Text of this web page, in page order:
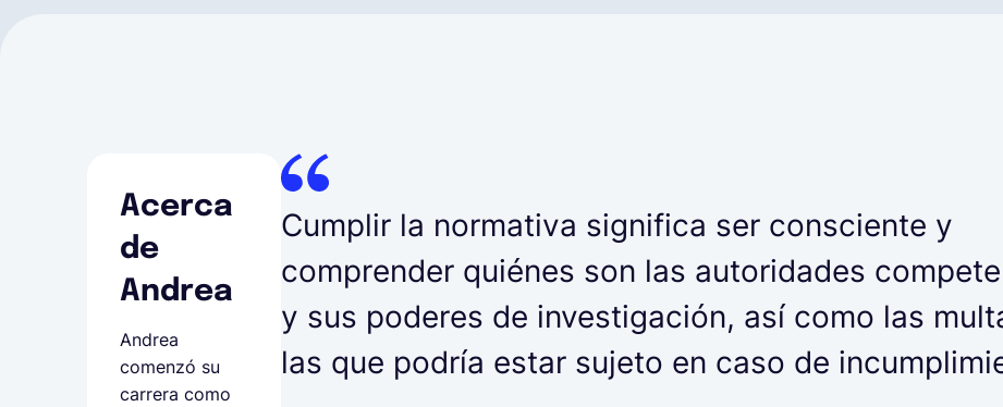
Acerca
de
Andrea
Andrea
comenzó su
carrera como
Cumplir la normativa significa ser consciente y
comprender quiénes son las autoridades
y sus poderes de investigación, así como las
las que podría estar sujeto en caso de